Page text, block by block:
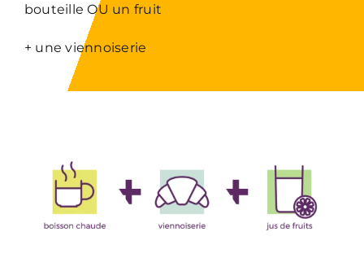
bouteille OU un fruit
+ une viennoiserie